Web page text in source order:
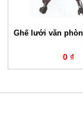
Ghế lưới văn
0 ₫